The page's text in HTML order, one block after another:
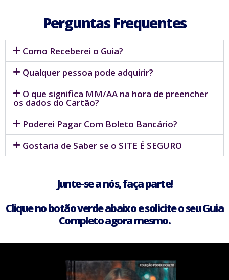
Perguntas Frequentes
Como Receberei o Guia?
Qualquer pessoa pode adquirir?
O que significa MM/AA na hora de preencher
os dados do Cartão?
Poderei Pagar Com Boleto Bancário?
Gostaria de Saber se o SITE É SEGURO
Junte-se a nós, faça parte!
Clique no botão verde abaixo e solicite o seu Guia
Completo agora mesmo.